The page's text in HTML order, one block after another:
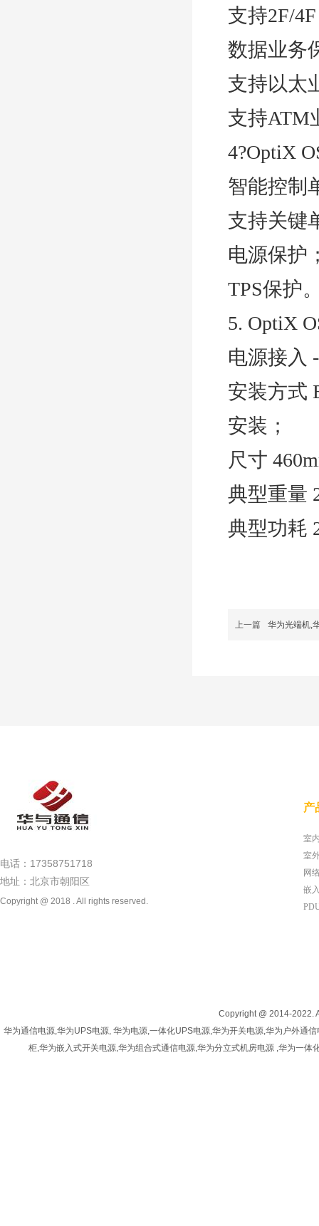
支持2F/
数据业务
支持以太
支持ATM
4?OptiX
智能控制
支持关键
电源保护
TPS保护
5. OptiX
电源接入
安装方式
安装；
尺寸
典型重量
典型功耗
上一篇 华为光端机,
网
嵌
电话：17358751718
地址：北京市朝阳区
Copyright @ 2018 . All rights reserved.
产
Copyright @ 2014-2022.
华为通信电源,华为UPS电源, 华为电源,一体化UPS电源,华为开关电源,华为户外通
柜,华为嵌入式开关电源,华为组合式通信电源,华为分立式机房电源 ,华为一